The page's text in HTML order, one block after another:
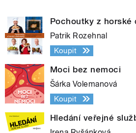
Pochoutky z horské
Patrik Rozehnal
Koupit
Moci bez nemoci
Šárka Volemanová
Koupit
Hledání veřejné